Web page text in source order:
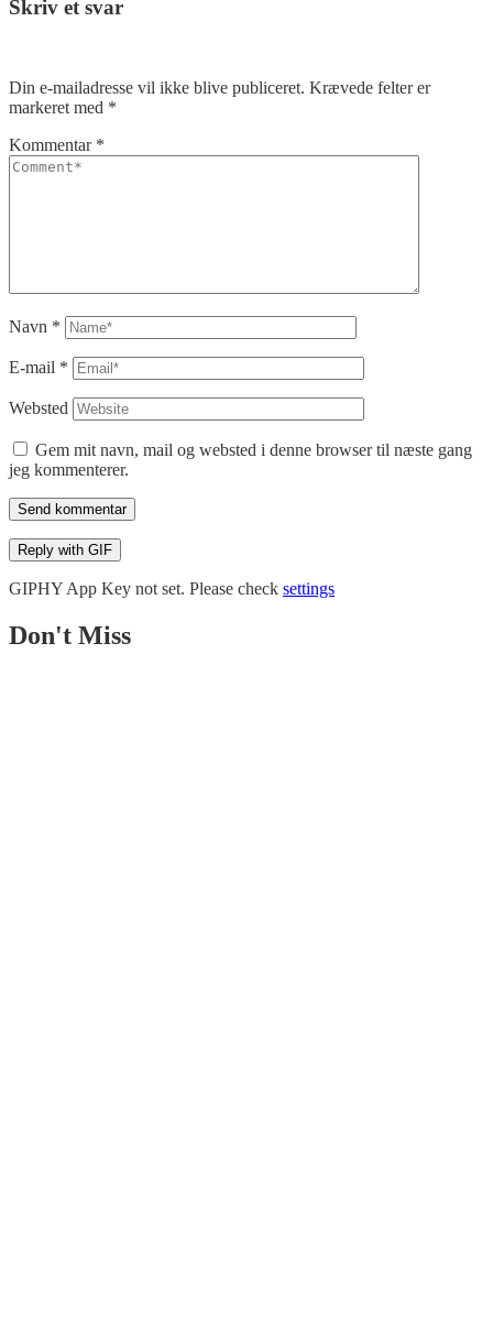
Skriv et svar
Din e-mailadresse vil ikke blive publiceret. Krævede felter er
markeret med *
Kommentar *
Navn *
E-mail *
Websted
Gem mit navn, mail og websted i denne browser til næste gang
jeg kommenterer.
Send kommentar
Reply with GIF
GIPHY App Key not set. Please check settings
Don't Miss